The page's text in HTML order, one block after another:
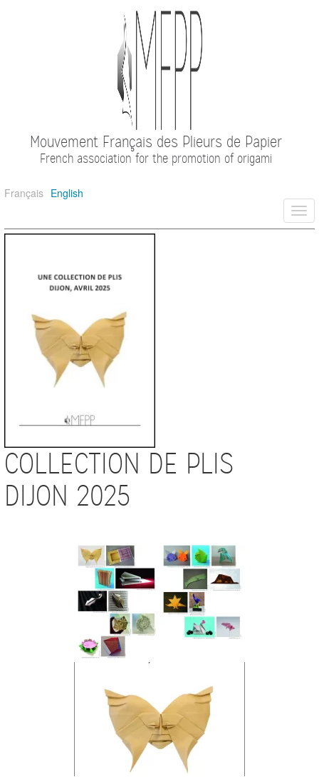
Mouvement Français des Plieurs de Papier
French association for the promotion of origami
Français English
COLLECTION DE PLIS
DIJON 2025